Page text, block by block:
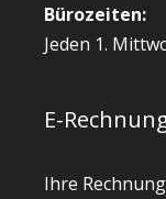
Bürozeiten:
Jeden 1.
E-
Ihre